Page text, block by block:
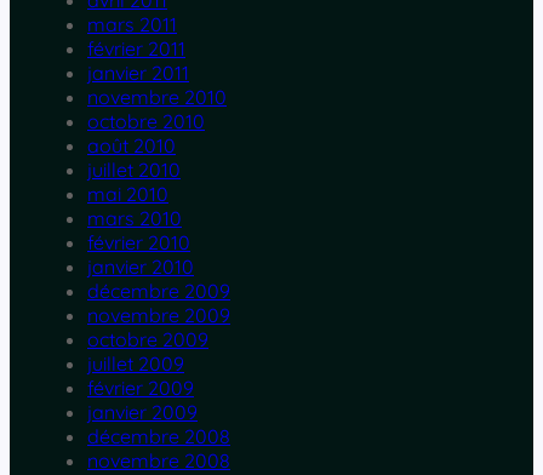
mars 2011
février 2011
janvier 2011
novembre 2010
octobre 2010
août 2010
juillet 2010
mai 2010
mars 2010
février 2010
janvier 2010
décembre 2009
novembre 2009
octobre 2009
juillet 2009
février 2009
janvier 2009
décembre 2008
novembre 2008